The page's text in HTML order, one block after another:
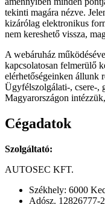
tekinti magára nézve.
kizárólag elektronikus
nem kereshető vissza,
A webáruház
kapcsolatosan felmerülő
elérhetőségeinken állunk
Ügyfélszolgálati-, csere-,
Magyarországon
Cégadatok
Szolgáltató:
AUTOSEC KFT.
Székhely: 6000
Adósz. 12826777-